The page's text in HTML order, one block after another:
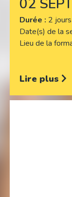
02
Durée : 2 jours
Date(s) de la
Lieu de la
Lire plus